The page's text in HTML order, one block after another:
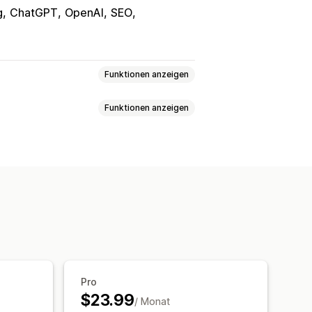
ChatGPT OpenAI SEO
Funktionen anzeigen
Funktionen anzeigen
Pro
$23.99/ Monat